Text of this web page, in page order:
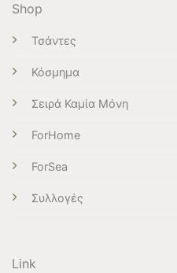
Shop
Τσάντες
Κόσμημα
Σειρά Καμία Μόνη
ForHome
ForSea
Συλλογές
Link